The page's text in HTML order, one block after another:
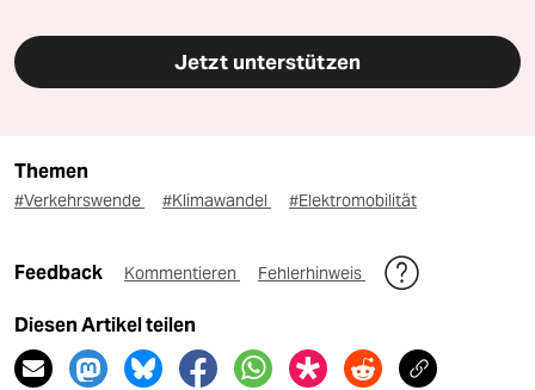
Jetzt unterstützen
Themen
#Verkehrswende #Klimawandel #Elektromobilität
Feedback Kommentieren Fehlerhinweis
Diesen Artikel teilen